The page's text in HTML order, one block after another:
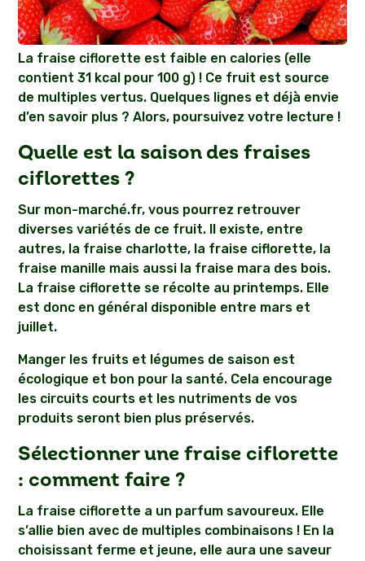
La fraise ciflorette est faible en calories (elle
contient 31 kcal pour 100 g) ! Ce fruit est source
de multiples vertus. Quelques lignes et déjà envie
d’en savoir plus ? Alors, poursuivez votre lecture !
Quelle est la saison des fraises
ciflorettes ?
Sur mon-marché.fr, vous pourrez retrouver
diverses variétés de ce fruit. Il existe, entre
autres, la fraise charlotte, la fraise ciflorette, la
fraise manille mais aussi la fraise mara des bois.
La fraise ciflorette se récolte au printemps. Elle
est donc en général disponible entre mars et
juillet.
Manger les fruits et légumes de saison est
écologique et bon pour la santé. Cela encourage
les circuits courts et les nutriments de vos
produits seront bien plus préservés.
Sélectionner une fraise ciflorette
: comment faire ?
La fraise ciflorette a un parfum savoureux. Elle
s’allie bien avec de multiples combinaisons ! En la
choisissant ferme et jeune, elle aura une saveur